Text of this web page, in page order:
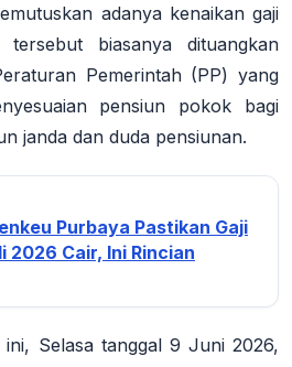
adanya kenaikan gaji
tersebut biasanya dituangkan
Pemerintah (PP) yang
pensiun pokok bagi
janda dan duda pensiunan.
Purbaya Pastikan Gaji
2026 Cair, Ini Rincian
Selasa tanggal 9 Juni 2026,